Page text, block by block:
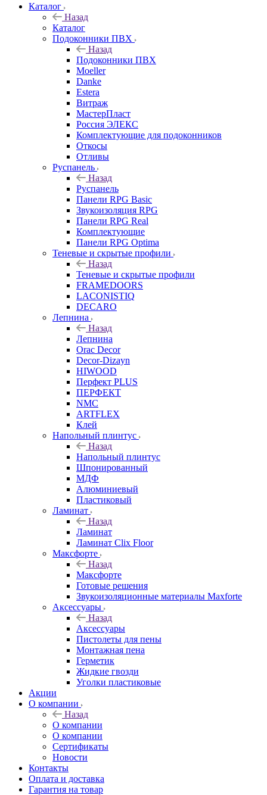
Каталог
Назад
Каталог
Подоконники ПВХ
Назад
Подоконники ПВХ
Moeller
Danke
Estera
Витраж
МастерПласт
Россия ЭЛЕКС
Комплектующие для подоконников
Откосы
Отливы
Руспанель
Назад
Руспанель
Панели RPG Basic
Звукоизоляция RPG
Панели RPG Real
Комплектующие
Панели RPG Optima
Теневые и скрытые профили
Назад
Теневые и скрытые профили
FRAMEDOORS
LACONISTIQ
DECARO
Лепнина
Назад
Лепнина
Orac Decor
Decor-Dizayn
HIWOOD
Перфект PLUS
ПЕРФЕКТ
NMC
ARTFLEX
Клей
Напольный плинтус
Назад
Напольный плинтус
Шпонированный
МДФ
Алюминиевый
Пластиковый
Ламинат
Назад
Ламинат
Ламинат Clix Floor
Максфорте
Назад
Максфорте
Готовые решения
Звукоизоляционные материалы Maxforte
Аксессуары
Назад
Аксессуары
Пистолеты для пены
Монтажная пена
Герметик
Жидкие гвозди
Уголки пластиковые
Акции
О компании
Назад
О компании
О компании
Сертификаты
Новости
Контакты
Оплата и доставка
Гарантия на товар